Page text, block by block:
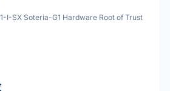
I-SX Soteria-G1 Hardware Root of Trust